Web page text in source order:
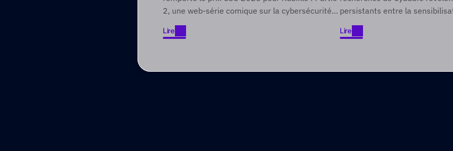
2, une web-série comique sur la cybersécurité
qui engage les publics difficiles à atteindre grâce
à des récits axés sur le divertissement.
Lire
Lire
une période de
persistants entre la
cybersécurité et l'action.
Lire
Lire